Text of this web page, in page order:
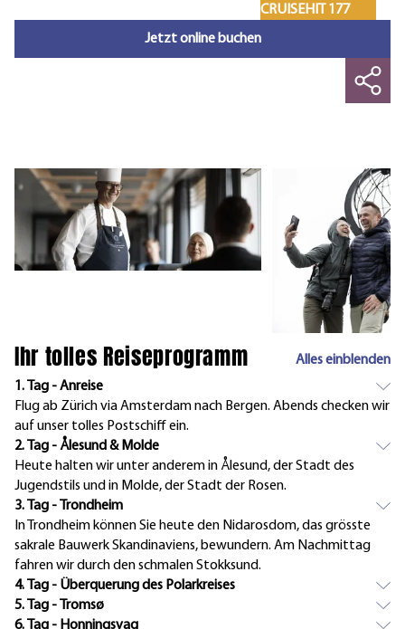
CRUISEHIT 177
Jetzt online buchen
Ihr tolles Reiseprogramm
Alles einblenden
1. Tag - Anreise
Flug ab Zürich via Amsterdam nach Bergen. Abends checken wir
auf unser tolles Postschiff ein.
2. Tag - Ålesund & Molde
Heute halten wir unter anderem in Ålesund, der Stadt des
Jugendstils und in Molde, der Stadt der Rosen.
3. Tag - Trondheim
In Trondheim können Sie heute den Nidarosdom, das grösste
sakrale Bauwerk Skandinaviens, bewundern. Am Nachmittag
fahren wir durch den schmalen Stokksund.
4. Tag - Überquerung des Polarkreises
5. Tag - Tromsø
6. Tag - Honningsvag